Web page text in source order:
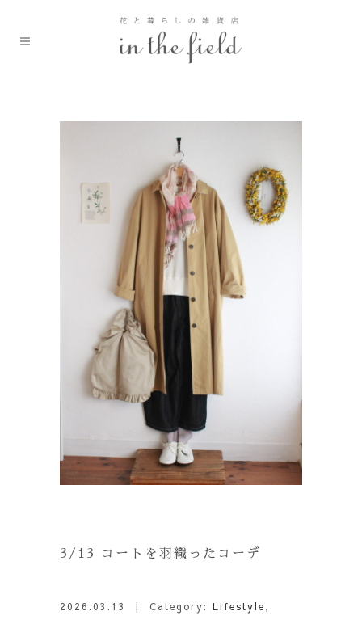
3/13 コートを羽織ったコーデ
2026.03.13 | Category: Lifestyle,